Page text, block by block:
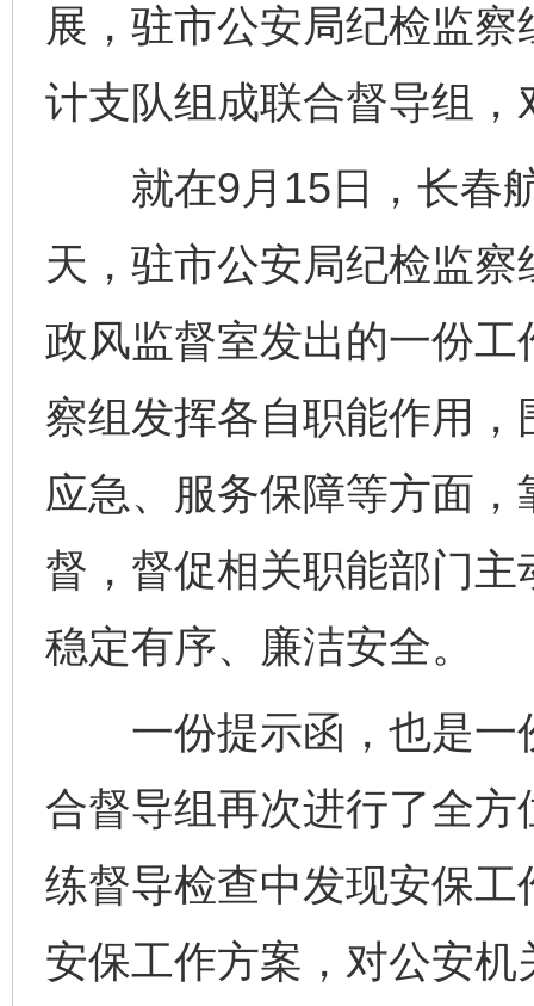
展，驻市公安局纪检监
计支队组成联合督导组
就在9月15日，长春航
天，驻市公安局纪检监
政风监督室发出的一份
察组发挥各自职能作用
应急、服务保障等方面
督，督促相关职能部门
稳定有序、廉洁安全。
一份提示函，也是一
合督导组再次进行了全方
练督导检查中发现安保
安保工作方案，对公安